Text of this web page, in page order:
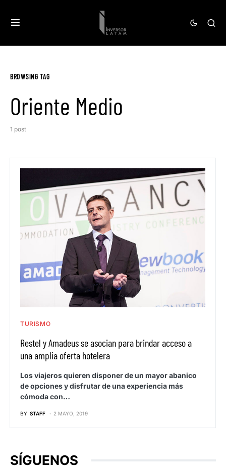
BROWSING TAG
Oriente Medio
1 post
TURISMO
Restel y Amadeus se asocian para brindar acceso a
una amplia oferta hotelera
Los viajeros quieren disponer de un mayor abanico
de opciones y disfrutar de una experiencia más
cómoda con…
BY STAFF 2 MAYO, 2019
SÍGUENOS